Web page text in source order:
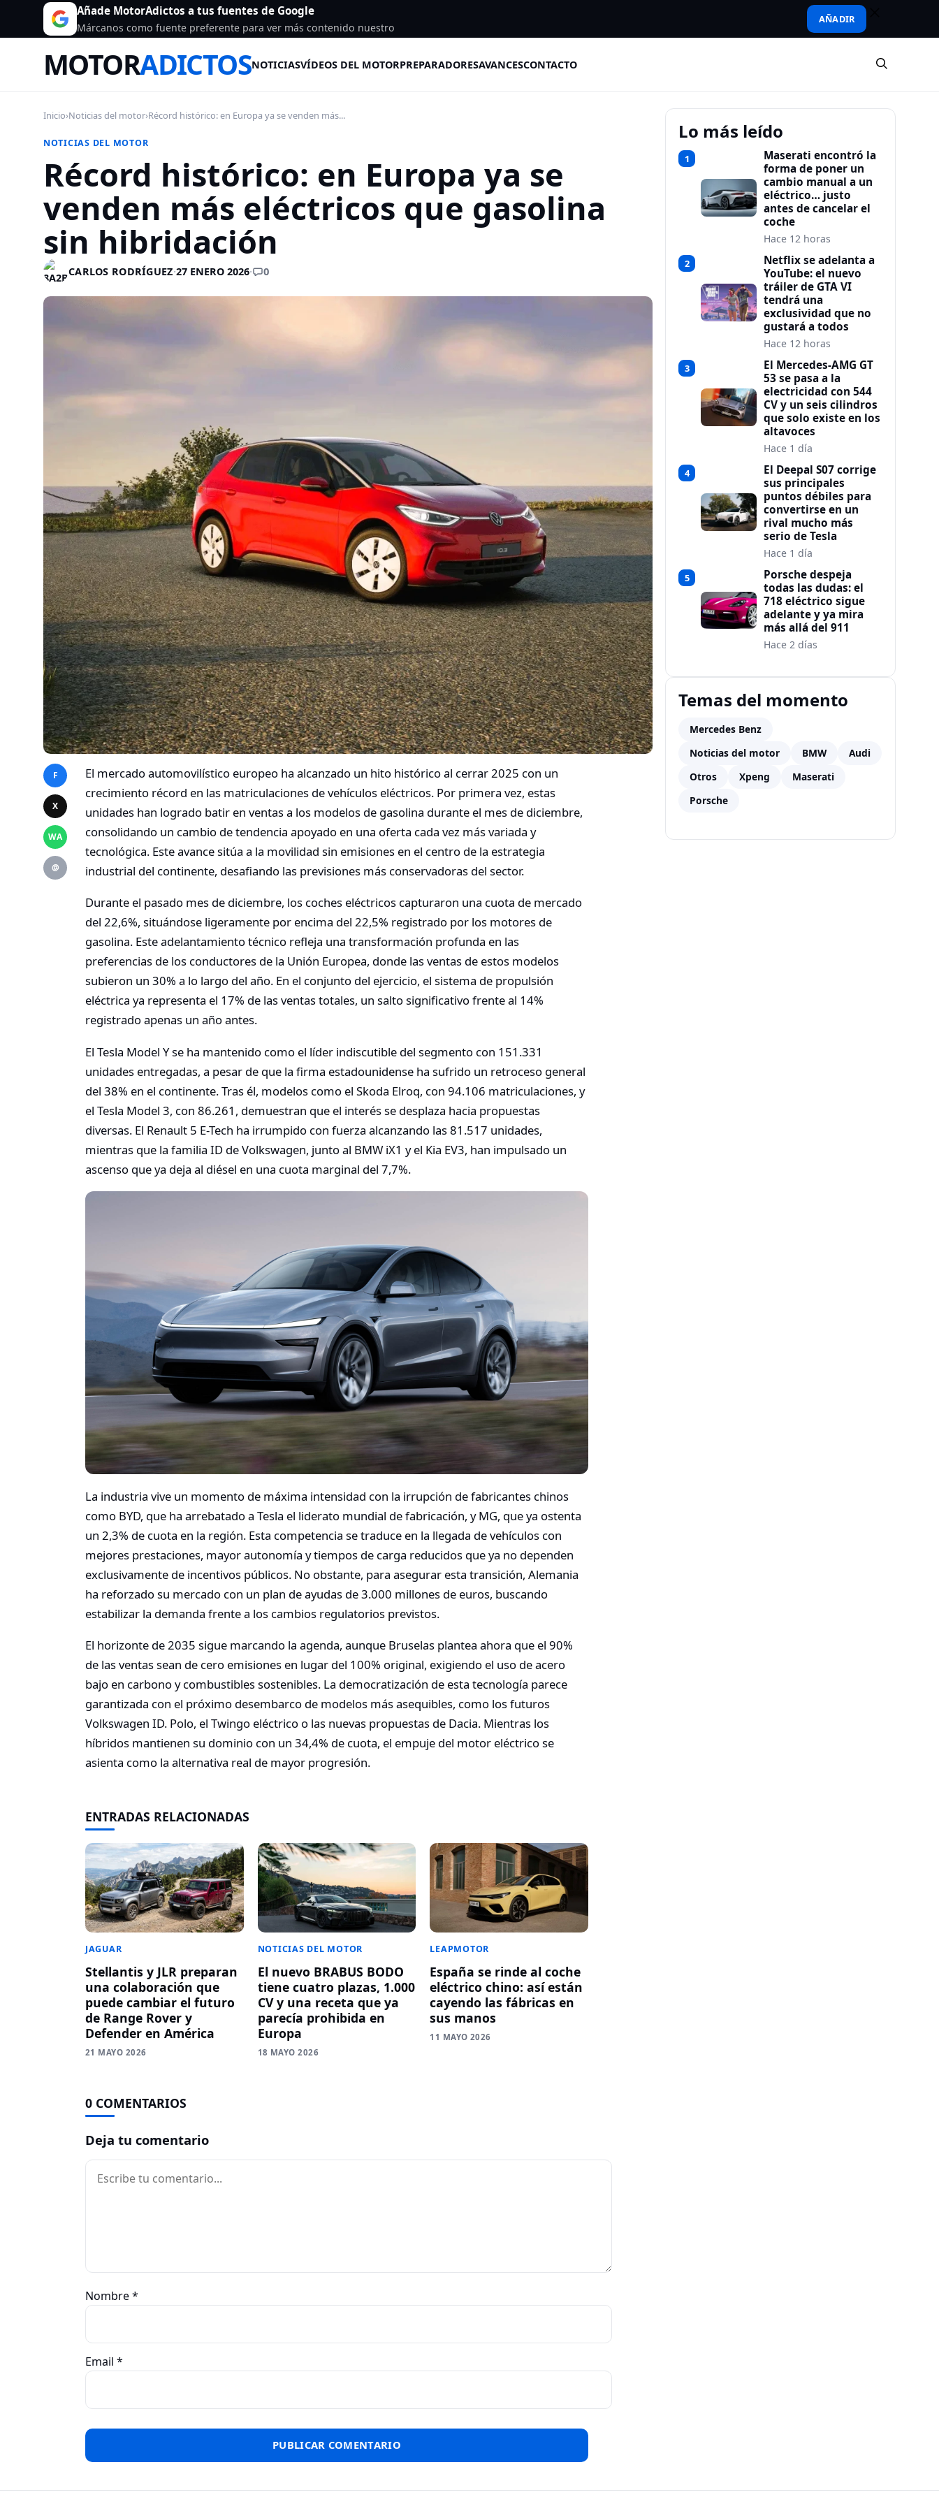
Añade MotorAdictos a tus fuentes de Google
Márcanos como fuente preferente para ver más contenido nuestro
AÑADIR
MOTORADICTOSNOTICIASVÍDEOS DEL MOTORPREPARADORESAVANCESCONTACTO
Inicio›Noticias del motor›Récord histórico: en Europa ya se venden más...
NOTICIAS DEL MOTOR
Récord histórico: en Europa ya se
venden más eléctricos que gasolina
sin hibridación
CARLOS RODRÍGUEZ·27 ENERO 2026· 0
F
X
WA
@
El mercado automovilístico europeo ha alcanzado un hito histórico al cerrar 2025 con un
crecimiento récord en las matriculaciones de vehículos eléctricos. Por primera vez, estas
unidades han logrado batir en ventas a los modelos de gasolina durante el mes de diciembre,
consolidando un cambio de tendencia apoyado en una oferta cada vez más variada y
tecnológica. Este avance sitúa a la movilidad sin emisiones en el centro de la estrategia
industrial del continente, desafiando las previsiones más conservadoras del sector.
Durante el pasado mes de diciembre, los coches eléctricos capturaron una cuota de mercado
del 22,6%, situándose ligeramente por encima del 22,5% registrado por los motores de
gasolina. Este adelantamiento técnico refleja una transformación profunda en las
preferencias de los conductores de la Unión Europea, donde las ventas de estos modelos
subieron un 30% a lo largo del año. En el conjunto del ejercicio, el sistema de propulsión
eléctrica ya representa el 17% de las ventas totales, un salto significativo frente al 14%
registrado apenas un año antes.
El Tesla Model Y se ha mantenido como el líder indiscutible del segmento con 151.331
unidades entregadas, a pesar de que la firma estadounidense ha sufrido un retroceso general
del 38% en el continente. Tras él, modelos como el Skoda Elroq, con 94.106 matriculaciones, y
el Tesla Model 3, con 86.261, demuestran que el interés se desplaza hacia propuestas
diversas. El Renault 5 E-Tech ha irrumpido con fuerza alcanzando las 81.517 unidades,
mientras que la familia ID de Volkswagen, junto al BMW iX1 y el Kia EV3, han impulsado un
ascenso que ya deja al diésel en una cuota marginal del 7,7%.
La industria vive un momento de máxima intensidad con la irrupción de fabricantes chinos
como BYD, que ha arrebatado a Tesla el liderato mundial de fabricación, y MG, que ya ostenta
un 2,3% de cuota en la región. Esta competencia se traduce en la llegada de vehículos con
mejores prestaciones, mayor autonomía y tiempos de carga reducidos que ya no dependen
exclusivamente de incentivos públicos. No obstante, para asegurar esta transición, Alemania
ha reforzado su mercado con un plan de ayudas de 3.000 millones de euros, buscando
estabilizar la demanda frente a los cambios regulatorios previstos.
El horizonte de 2035 sigue marcando la agenda, aunque Bruselas plantea ahora que el 90%
de las ventas sean de cero emisiones en lugar del 100% original, exigiendo el uso de acero
bajo en carbono y combustibles sostenibles. La democratización de esta tecnología parece
garantizada con el próximo desembarco de modelos más asequibles, como los futuros
Volkswagen ID. Polo, el Twingo eléctrico o las nuevas propuestas de Dacia. Mientras los
híbridos mantienen su dominio con un 34,4% de cuota, el empuje del motor eléctrico se
asienta como la alternativa real de mayor progresión.
ENTRADAS RELACIONADAS
JAGUAR
Stellantis y JLR preparan
una colaboración que
puede cambiar el futuro
de Range Rover y
Defender en América
21 MAYO 2026
NOTICIAS DEL MOTOR
El nuevo BRABUS BODO
tiene cuatro plazas, 1.000
CV y una receta que ya
parecía prohibida en
Europa
18 MAYO 2026
LEAPMOTOR
España se rinde al coche
eléctrico chino: así están
cayendo las fábricas en
sus manos
11 MAYO 2026
0 COMENTARIOS
Deja tu comentario
Comentario
Nombre*
Email *
Lo más leído
1
Maserati encontró la
forma de poner un
cambio manual a un
eléctrico… justo
antes de cancelar el
coche
Hace 12 horas
2
Netflix se adelanta a
YouTube: el nuevo
tráiler de GTA VI
tendrá una
exclusividad que no
gustará a todos
Hace 12 horas
3
El Mercedes-AMG GT
53 se pasa a la
electricidad con 544
CV y un seis cilindros
que solo existe en los
altavoces
Hace 1 día
4
El Deepal S07 corrige
sus principales
puntos débiles para
convertirse en un
rival mucho más
serio de Tesla
Hace 1 día
5
Porsche despeja
todas las dudas: el
718 eléctrico sigue
adelante y ya mira
más allá del 911
Hace 2 días
Temas del momento
Mercedes Benz
Noticias del motor
BMW
Audi
Otros
Xpeng
Maserati
Porsche